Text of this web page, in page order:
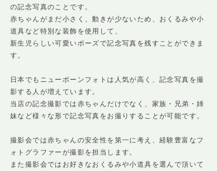
の記念写真のことです。
赤ちゃんがまだ小さく、動きが少ないため、おくるみや小
道具など特別な装飾を使用して、
新生児らしい可愛いポーズで記念写真を残すことができま
す。
日本でもニューボーンフォトは人気が高く、記念写真を撮
影する人が増えています。
当店の記念撮影では赤ちゃんだけでなく、家族・兄弟・姉
妹など様々な形で記念写真をお撮りすることが可能です。
撮影会では赤ちゃんの安全性を第一に考え、経験豊富なフ
ォトグラファーが撮影を担当します。
また撮影会ではお好きなおくるみや小道具を選んで頂いて